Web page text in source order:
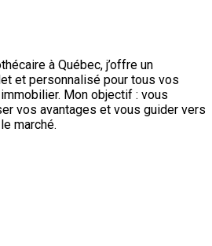
à Québec, j’offre un
et personnalisé pour tous vos
Mon objectif : vous
vos avantages et vous guider vers
marché.